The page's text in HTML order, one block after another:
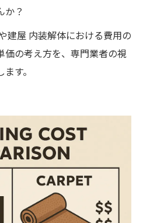
か？
建屋 内装解体における費用の
価の考え方を、専門業者の視
す。